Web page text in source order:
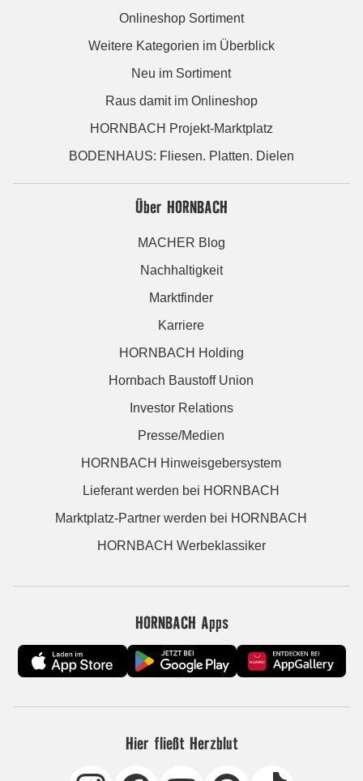
Onlineshop Sortiment
Weitere Kategorien im Überblick
Neu im Sortiment
Raus damit im Onlineshop
HORNBACH Projekt-Marktplatz
BODENHAUS: Fliesen. Platten. Dielen
Über HORNBACH
MACHER Blog
Nachhaltigkeit
Marktfinder
Karriere
HORNBACH Holding
Hornbach Baustoff Union
Investor Relations
Presse/Medien
HORNBACH Hinweisgebersystem
Lieferant werden bei HORNBACH
Marktplatz-Partner werden bei HORNBACH
HORNBACH Werbeklassiker
HORNBACH Apps
Hier fließt Herzblut